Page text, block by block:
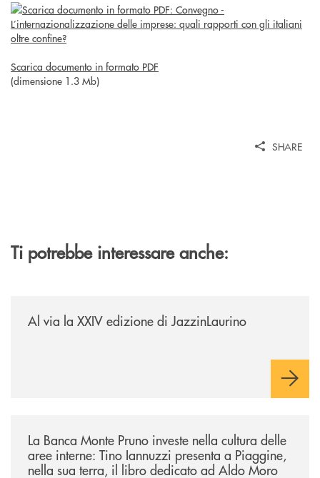
Scarica documento in formato PDF
(dimensione 1.3 Mb)
SHARE
Ti potrebbe interessare anche:
Al via la XXIV edizione di JazzinLaurino
La Banca Monte Pruno investe nella cultura delle
aree interne: Tino Iannuzzi presenta a Piaggine,
nella sua terra, il libro dedicato ad Aldo Moro